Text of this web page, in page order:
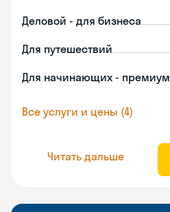
Деловой - для бизнеса
Для путешествий
Для начинающих - премиум
Все услуги и цены (4)
Читать дальше